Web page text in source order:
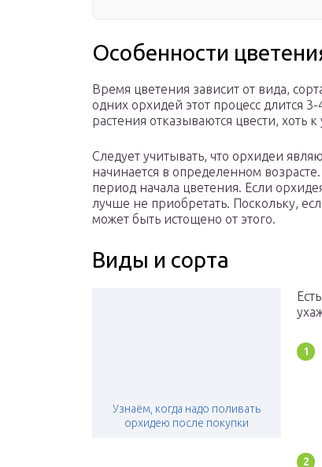
Особенности
Время цветения зависит от вида,
одних орхидей этот процесс длится
растения отказываются цвести, хоть
Следует учитывать, что орхидеи
начинается в определенном
период начала цветения. Если
лучше не приобретать. Поскольку,
может быть истощено от этого.
Виды и сорта
Узнаём, когда надо поливать
орхидею после покупки